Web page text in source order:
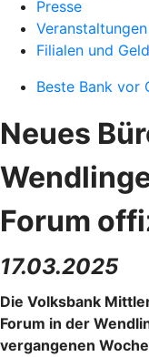
Presse
Veranstaltungen
Filialen und
Beste Bank vor
Neues
Forum
17.03.2025
Die Volksbank
Forum in der
vergangenen